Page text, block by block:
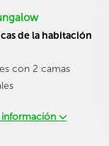
de la habitación
con 2 camas
información